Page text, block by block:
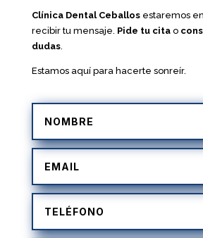
Clínica Dental Ceballosestaremos
recibir tu mensaje. Pide tu citao
dudas.
Estamos aquí para hacerte sonreír.